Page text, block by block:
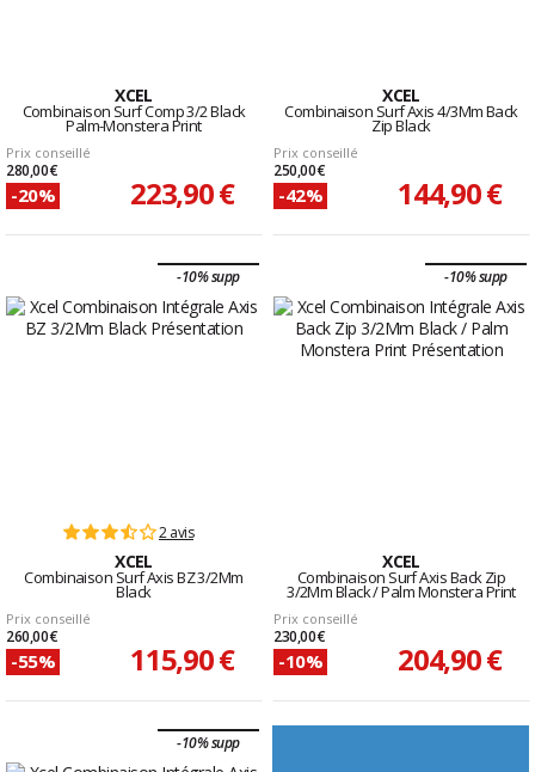
XCEL
Combinaison Surf Comp 3/2 Black
Palm-Monstera Print
Prix conseillé
280,00 €
-20% 223,90 €
XCEL
Combinaison Surf Axis 4/3Mm Back
Zip Black
Prix conseillé
250,00 €
-42% 144,90 €
-10% supp
2 avis
XCEL
Combinaison Surf Axis BZ 3/2Mm
Black
Prix conseillé
260,00 €
-55% 115,90 €
-10% supp
XCEL
Combinaison Surf Axis Back Zip
3/2Mm Black / Palm Monstera Print
Prix conseillé
230,00 €
-10% 204,90 €
-10% supp